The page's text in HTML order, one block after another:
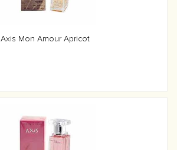
Axis Mon Amour Apricot